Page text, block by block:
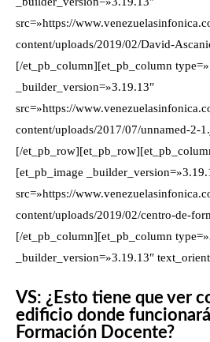
src=»https://
content/uploads/2019/02/David-
[/et_pb_column][et_pb_column
_builder_version=»3.19.13″
src=»https://
content/uploads/2017/07/unnamed-2-
[/
[et_pb_image
src=»https://
content/uploads/2019/02/centro-de-
[/et_pb_column][et_pb_column
_builder_version=»3.19.13″
VS: ¿Esto tiene que ver
edificio donde
Formación Docente?